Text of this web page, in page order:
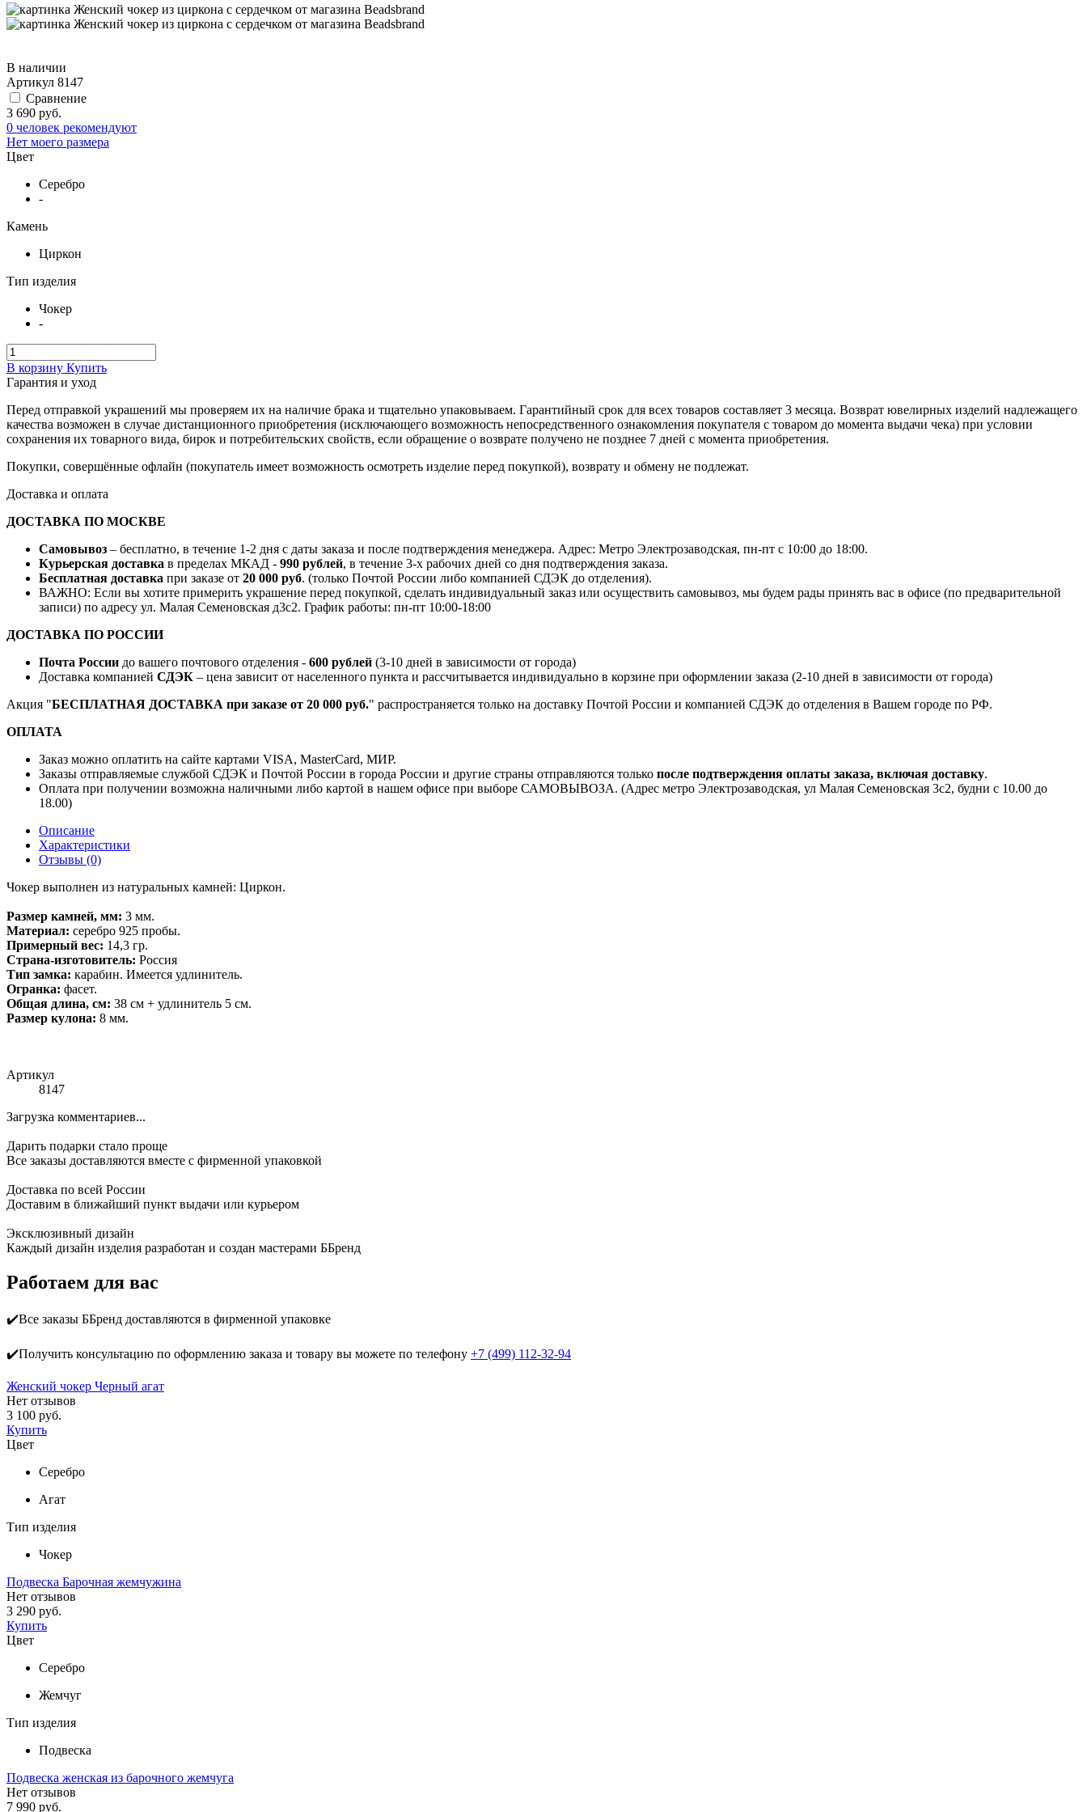
В наличии
Артикул 8147
Сравнение
3 690 руб.
0 человек рекомендуют
Нет моего размера
Цвет
Серебро
-
Камень
Циркон
Тип изделия
Чокер
-
В корзину Купить
Гарантия и уход
Перед отправкой украшений мы проверяем их на наличие брака и тщательно упаковываем. Гарантийный срок для всех товаров составляет 3 месяца. Возврат ювелирных изделий надлежащего
качества возможен в случае дистанционного приобретения (исключающего возможность непосредственного ознакомления покупателя с товаром до момента выдачи чека) при условии
сохранения их товарного вида, бирок и потребительских свойств, если обращение о возврате получено не позднее 7 дней с момента приобретения.
Покупки, совершённые офлайн (покупатель имеет возможность осмотреть изделие перед покупкой), возврату и обмену не подлежат.
Доставка и оплата
ДОСТАВКА ПО МОСКВЕ
Самовывоз – бесплатно, в течение 1-2 дня с даты заказа и после подтверждения менеджера. Адрес: Метро Электрозаводская, пн-пт с 10:00 до 18:00.
Курьерская доставка в пределах МКАД - 990 рублей, в течение 3-х рабочих дней со дня подтверждения заказа.
Бесплатная доставка при заказе от 20 000 руб. (только Почтой России либо компанией СДЭК до отделения).
ВАЖНО: Если вы хотите примерить украшение перед покупкой, сделать индивидуальный заказ или осуществить самовывоз, мы будем рады принять вас в офисе (по предварительной
записи) по адресу ул. Малая Семеновская д3с2. График работы: пн-пт 10:00-18:00
ДОСТАВКА ПО РОССИИ
Почта России до вашего почтового отделения - 600 рублей (3-10 дней в зависимости от города)
Доставка компанией СДЭК – цена зависит от населенного пункта и рассчитывается индивидуально в корзине при оформлении заказа (2-10 дней в зависимости от города)
Акция "БЕСПЛАТНАЯ ДОСТАВКА при заказе от 20 000 руб." распространяется только на доставку Почтой России и компанией СДЭК до отделения в Вашем городе по РФ.
ОПЛАТА
Заказ можно оплатить на сайте картами VISA, MasterCard, МИР.
Заказы отправляемые службой СДЭК и Почтой России в города России и другие страны отправляются только после подтверждения оплаты заказа, включая доставку.
Оплата при получении возможна наличными либо картой в нашем офисе при выборе САМОВЫВОЗА. (Адрес метро Электрозаводская, ул Малая Семеновская 3с2, будни с 10.00 до
18.00)
Описание
Характеристики
Отзывы (0)
Чокер выполнен из натуральных камней: Циркон.
Размер камней, мм: 3 мм.
Материал: серебро 925 пробы.
Примерный вес: 14,3 гр.
Страна-изготовитель: Россия
Тип замка: карабин. Имеется удлинитель.
Огранка: фасет.
Общая длина, см: 38 см + удлинитель 5 см.
Размер кулона: 8 мм.
Артикул
8147
Загрузка комментариев...
Дарить подарки стало проще
Все заказы доставляются вместе c фирменной упаковкой
Доставка по всей России
Доставим в ближайший пункт выдачи или курьером
Эксклюзивный дизайн
Каждый дизайн изделия разработан и создан мастерами ББренд
Работаем для вас
✔️Все заказы ББренд доставляются в фирменной упаковке
✔️Получить консультацию по оформлению заказа и товару вы можете по телефону +7 (499) 112-32-94
Женский чокер Черный агат
Нет отзывов
3 100 руб.
Купить
Цвет
Серебро
Агат
Тип изделия
Чокер
Подвеска Барочная жемчужина
Нет отзывов
3 290 руб.
Купить
Цвет
Серебро
Жемчуг
Тип изделия
Подвеска
Подвеска женская из барочного жемчуга
Нет отзывов
7 990 руб.